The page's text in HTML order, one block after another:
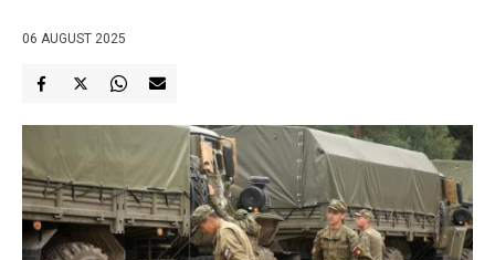
06 AUGUST 2025